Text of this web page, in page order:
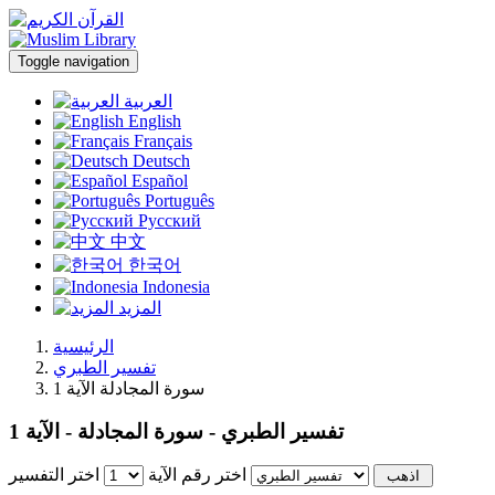
Toggle navigation
العربية
English
Français
Deutsch
Español
Português
Русский
中文
한국어
Indonesia
المزيد
الرئيسية
تفسير الطبري
سورة المجادلة الآية 1
تفسير الطبري - سورة المجادلة - الآية 1
اختر رقم الآية اختر التفسير